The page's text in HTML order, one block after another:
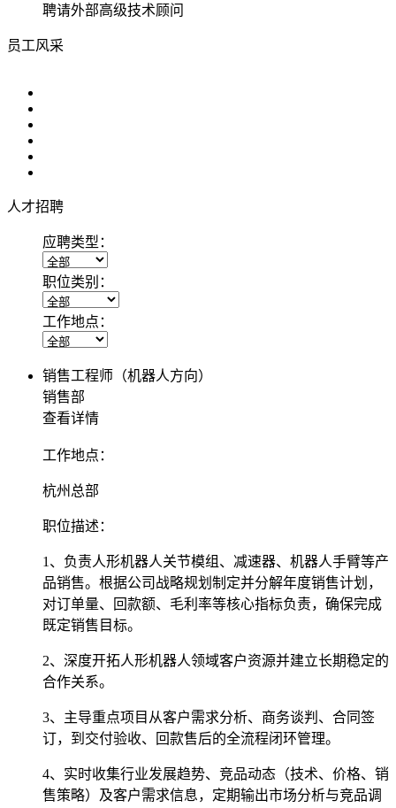
聘请外部高级技术顾问
员工风采
人才招聘
应聘类型：
职位类别：
工作地点：
销售工程师（机器人方向）
销售部
查看详情
工作地点 ：
杭州总部
职位描述 ：
1、负责人形机器人关节模组、减速器、机器人手臂等产
品销售。根据公司战略规划制定并分解年度销售计划，
对订单量、回款额、毛利率等核心指标负责，确保完成
既定销售目标。
2、深度开拓人形机器人领域客户资源并建立长期稳定的
合作关系。
3、主导重点项目从客户需求分析、商务谈判、合同签
订，到交付验收、回款售后的全流程闭环管理。
4、实时收集行业发展趋势、竞品动态（技术、价格、销
售策略）及客户需求信息，定期输出市场分析与竞品调